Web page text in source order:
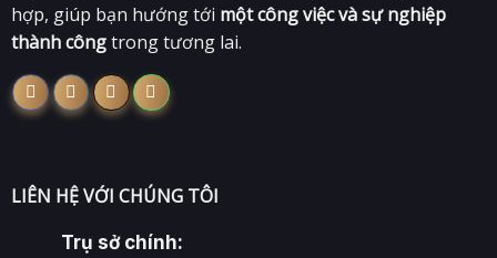
hợp, giúp bạn hướng tới một công việc và sự nghiệp
thành côngtrong tương lai.
LIÊN HỆ VỚI CHÚNG TÔI
Trụ sở chính: